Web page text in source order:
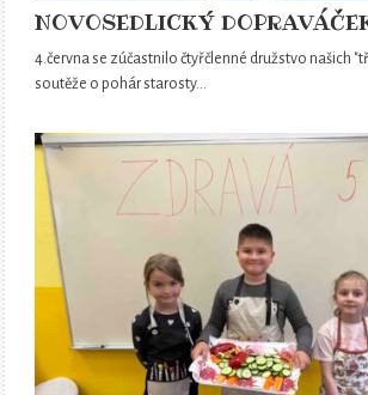
NOVOSEDLICKÝ
4.června se zúčastnilo čtyřčlenné družstvo našich
soutěže o pohár starosty…